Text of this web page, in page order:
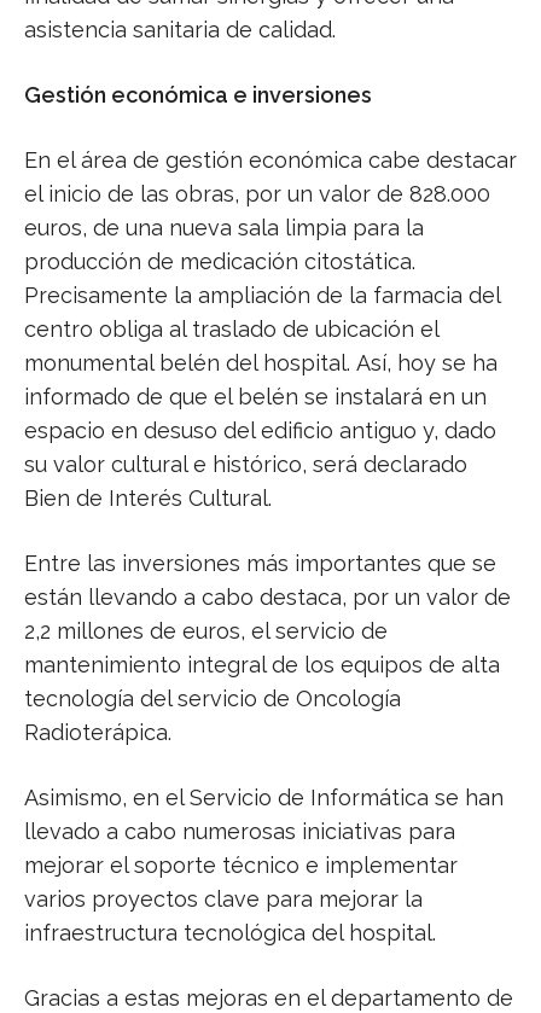
asistencia sanitaria de calidad.
Gestión económica e inversiones
En el área de gestión económica cabe destacar
el inicio de las obras, por un valor de 828.000
euros, de una nueva sala limpia para la
producción de medicación citostática.
Precisamente la ampliación de la farmacia del
centro obliga al traslado de ubicación el
monumental belén del hospital. Así, hoy se ha
informado de que el belén se instalará en un
espacio en desuso del edificio antiguo y, dado
su valor cultural e histórico, será declarado
Bien de Interés Cultural.
Entre las inversiones más importantes que se
están llevando a cabo destaca, por un valor de
2,2 millones de euros, el servicio de
mantenimiento integral de los equipos de alta
tecnología del servicio de Oncología
Radioterápica.
Asimismo, en el Servicio de Informática se han
llevado a cabo numerosas iniciativas para
mejorar el soporte técnico e implementar
varios proyectos clave para mejorar la
infraestructura tecnológica del hospital.
Gracias a estas mejoras en el departamento de